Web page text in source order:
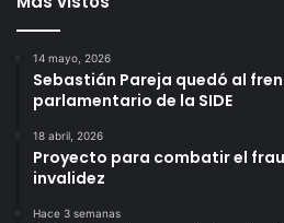
14 mayo, 2026
Sebastián Pareja quedó al
parlamentario de la SIDE
18 abril, 2026
Proyecto para combatir el
invalidez
Hace 3 semanas